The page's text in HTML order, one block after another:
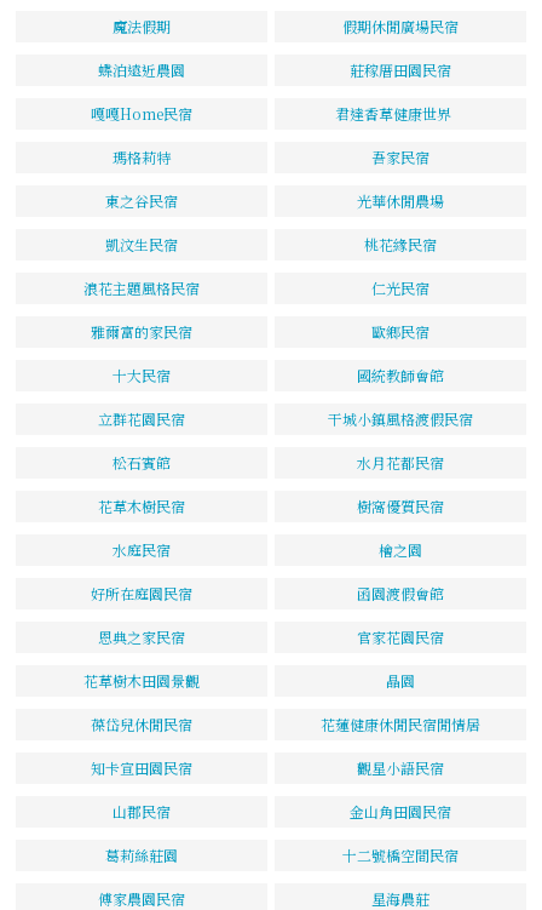
魔法假期 假期休閒廣場民宿
蝶泊遠近農園 莊稼厝田園民宿
嘎嘎Home民宿 君達香草健康世界
瑪格莉特 吾家民宿
東之谷民宿 光華休閒農場
凱汶生民宿 桃花緣民宿
浪花主題風格民宿 仁光民宿
雅爾富的家民宿 歐鄉民宿
十大民宿 國統教師會館
立群花園民宿 干城小鎮風格渡假民宿
松石賓館 水月花都民宿
花草木樹民宿 樹窩優質民宿
水庭民宿 檜之園
好所在庭園民宿 函園渡假會館
恩典之家民宿 官家花園民宿
花草樹木田園景觀 晶園
葆岱兒休閒民宿 花蓮健康休閒民宿閒情居
知卡宣田園民宿 觀星小語民宿
山郡民宿 金山角田園民宿
葛莉絲莊園 十二號橋空間民宿
傅家農園民宿 星海農莊